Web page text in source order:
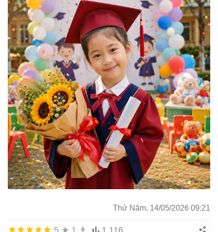
Thứ Năm, 14/05/2026 09:21
5 ★ 1 👨 1.116